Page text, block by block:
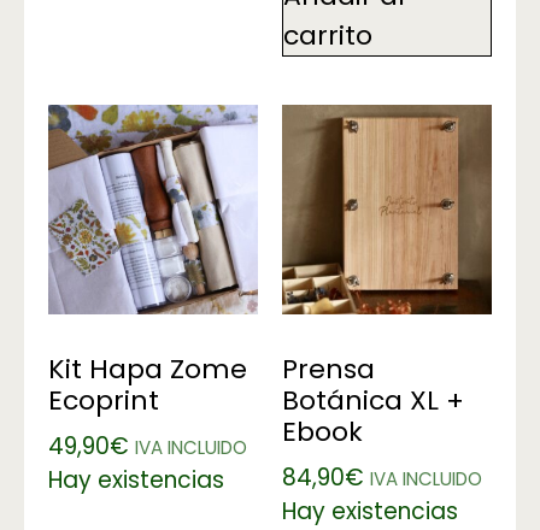
carrito
Kit Hapa Zome
Ecoprint
49,90€ IVA INCLUIDO
Hay existencias
Prensa
Botánica XL +
Ebook
84,90€ IVA INCLUIDO
Hay existencias